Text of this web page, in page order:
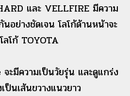
และ VELLFIRE มีความ
นอย่างชัดเจน โลโก้ด้านหน้าจะ
ลโก้ TOYOTA
ะมีความเป็นวัยรุ่น และดูแกร่ง
ป็นเส้นขวางแนวยาว